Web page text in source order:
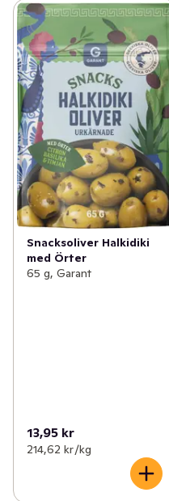
Snacksoliver Halkidiki
med Örter
65 g, Garant
13,95 kr
214,62 kr /kg